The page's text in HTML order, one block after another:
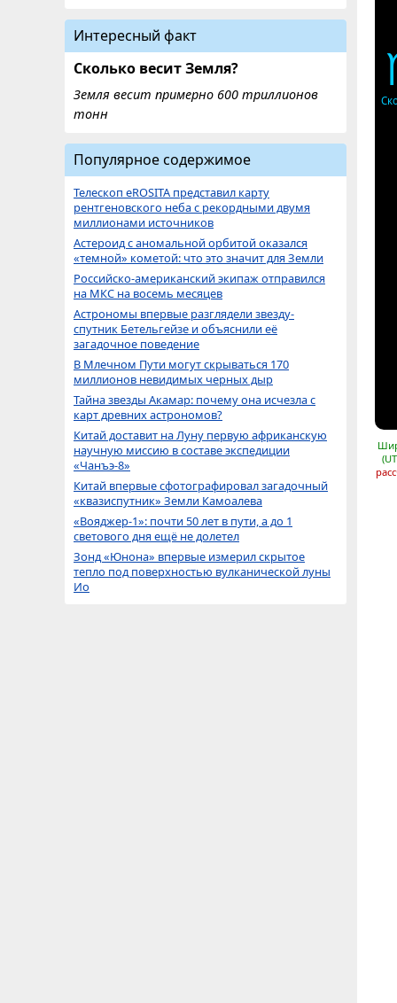
Интересный факт
Сколько весит Земля?
Земля весит примерно 600 триллионов
тонн
Популярное содержимое
Телескоп eROSITA представил карту
рентгеновского неба с рекордными двумя
миллионами источников
Астероид с аномальной орбитой оказался
«темной» кометой: что это значит для Земли
Российско-американский экипаж отправился
на МКС на восемь месяцев
Астрономы впервые разглядели звезду-
спутник Бетельгейзе и объяснили её
загадочное поведение
В Млечном Пути могут скрываться 170
миллионов невидимых черных дыр
Тайна звезды Акамар: почему она исчезла с
карт древних астрономов?
Китай доставит на Луну первую африканскую
научную миссию в составе экспедиции
«Чанъэ-8»
Китай впервые сфотографировал загадочный
«квазиспутник» Земли Камоалева
«Вояджер-1»: почти 50 лет в пути, а до 1
светового дня ещё не долетел
Зонд «Юнона» впервые измерил скрытое
тепло под поверхностью вулканической луны
Ио